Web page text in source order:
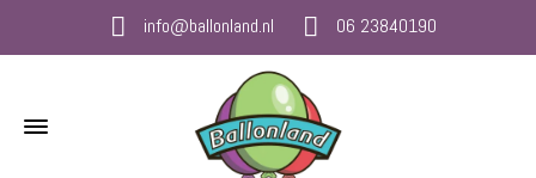
info@ballonland.nl 06 23840190